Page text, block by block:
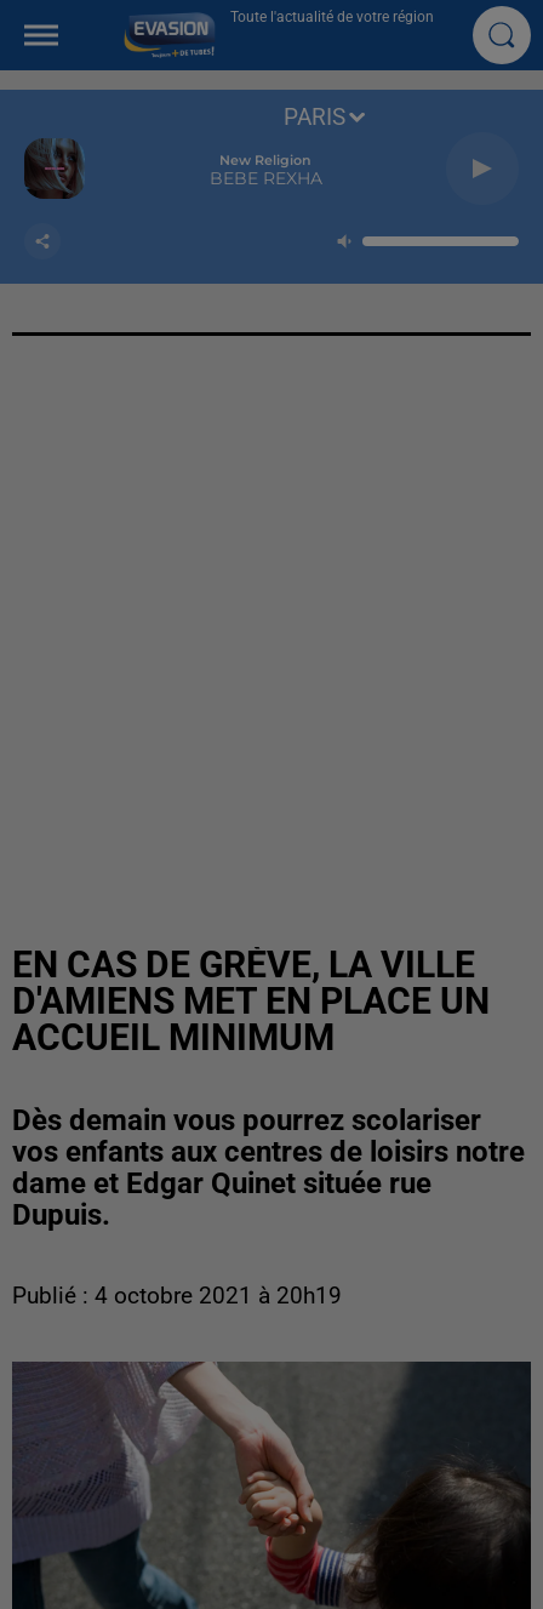
Toute l'actualité de votre région
New Religion
BEBE REXHA
PARIS
EN CAS DE GRÈVE, LA VILLE
D'AMIENS MET EN PLACE UN
ACCUEIL MINIMUM
Dès demain vous pourrez scolariser
vos enfants aux centres de loisirs notre
dame et Edgar Quinet située rue
Dupuis.
Publié : 4 octobre 2021 à 20h19